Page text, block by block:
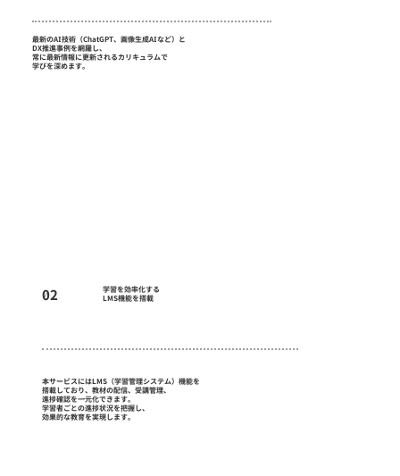
最新のAI技術（ChatGPT、画像生成AIなど）と
DX推進事例を網羅し、
常に最新情報に更新されるカリキュラムで
学びを深めます。
02
学習を効率化する
​LMS機能を搭載
本サービスにはLMS（学習管理システム）機能を
搭載しており、教材の配信、受講管理、
進捗確認を一元化できます。
学習者ごとの進捗状況を把握し、
効果的な教育を実現します。